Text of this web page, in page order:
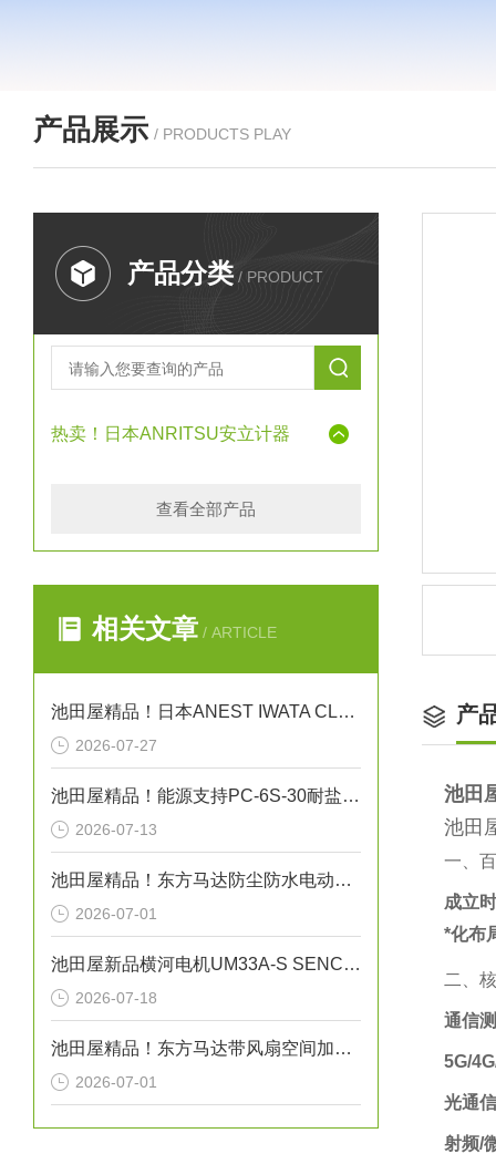
产品展示 / PRODUCTS PLAY
产品分类 / PRODUCT
热卖！日本ANRITSU安立计器
查看全部产品
相关文章 / ARTICLE
池田屋精品！日本ANEST IWATA CLBS55E-30增压压缩机
2026-07-27
池田屋精品！能源支持PC-6S-30耐盐箱式高压断路器技术参数
2026-07-13
池田屋精品！东方马达防尘防水电动机 FPW425 参数介绍
2026-07-01
池田屋新品横河电机UM33A-S SENCOM指示计
2026-07-18
池田屋精品！东方马达带风扇空间加热器 HMA系列 100W型 参数介绍
2026-07-01
产
池田
池田
一、
成立
*化布
二、
通信
5G/
光通
射频/